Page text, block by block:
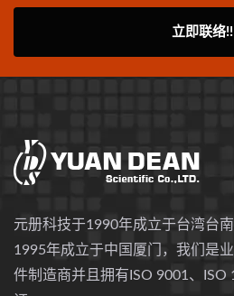
立即联络!!
元册科技于1990年成立于台湾台
1995年成立于中国厦门，我们是
件制造商并且拥有ISO 9001、ISO